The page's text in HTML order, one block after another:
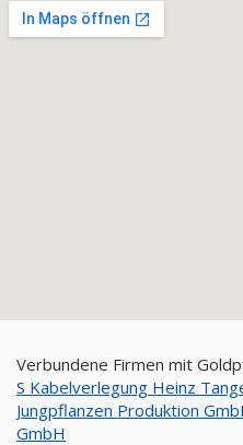
Verbundene Firmen mit
S Kabelverlegung Heinz
Jungpflanzen Produktion
GmbH